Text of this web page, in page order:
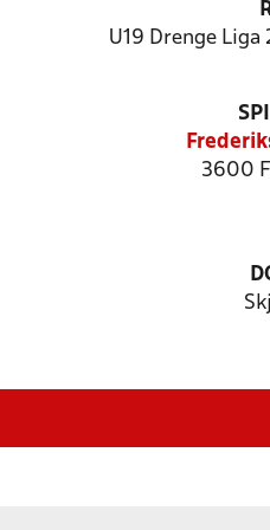
U19 Drenge
3600